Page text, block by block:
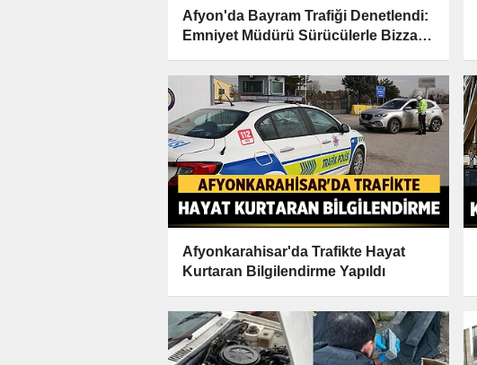
Afyon'da Bayram Trafiği Denetlendi:
Emniyet Müdürü Sürücülerle Bizzat
Afyonkarahisar'da Trafikte Hayat
Kurtaran Bilgilendirme Yapıldı